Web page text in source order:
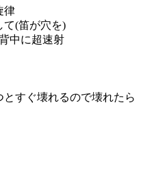
律
て(笛が穴を)
中に超速射
すぐ壊れるので壊れたら